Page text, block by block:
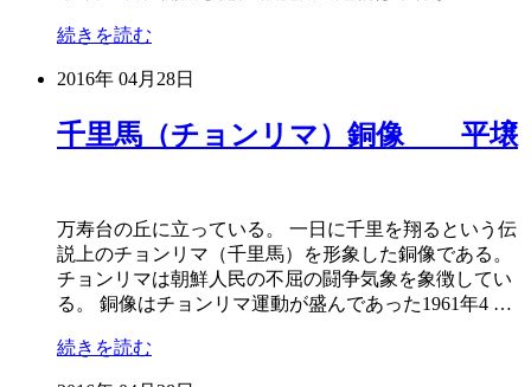
続きを読む
2016年 04月28日
千里馬（チョンリマ）銅像 平壌
万寿台の丘に立っている。 一日に千里を翔るという伝
説上のチョンリマ（千里馬）を形象した銅像である。
チョンリマは朝鮮人民の不屈の闘争気象を象徴してい
る。 銅像はチョンリマ運動が盛んであった1961年4 …
続きを読む